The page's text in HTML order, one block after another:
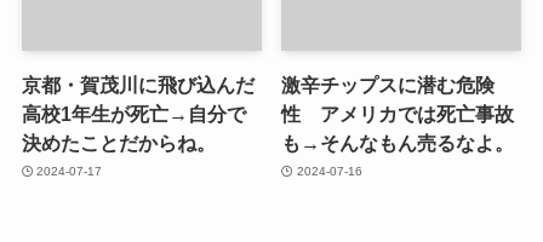
京都・賀茂川に飛び込んだ
高校1年生が死亡→自分で
決めたことだからね。
2024-07-17
激辛チップスに潜む危険
性 アメリカでは死亡事故
も→そんなもん売るなよ。
2024-07-16